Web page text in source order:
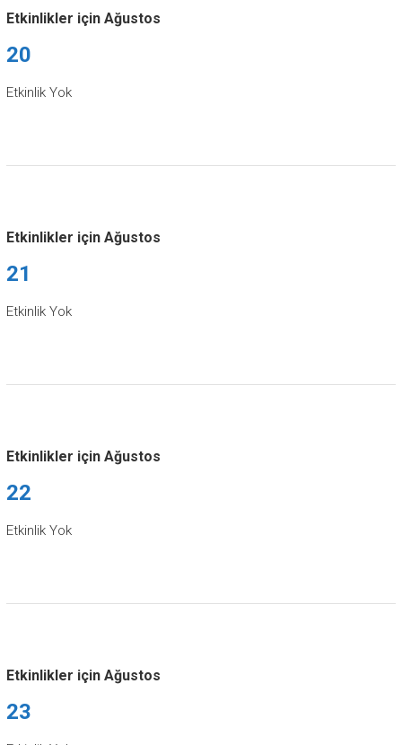
Etkinlikler için Ağustos
20
Etkinlik Yok
Etkinlikler için Ağustos
21
Etkinlik Yok
Etkinlikler için Ağustos
22
Etkinlik Yok
Etkinlikler için Ağustos
23